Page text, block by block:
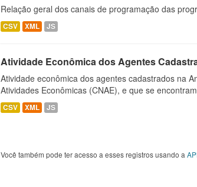
Relação geral dos canais de programação das
CSV XML JS
Atividade Econômica dos Agentes
Atividade econômica dos agentes cadastrados na
Atividades Econômicas (CNAE), e que se
CSV XML JS
Você também pode ter acesso a esses registros usando a